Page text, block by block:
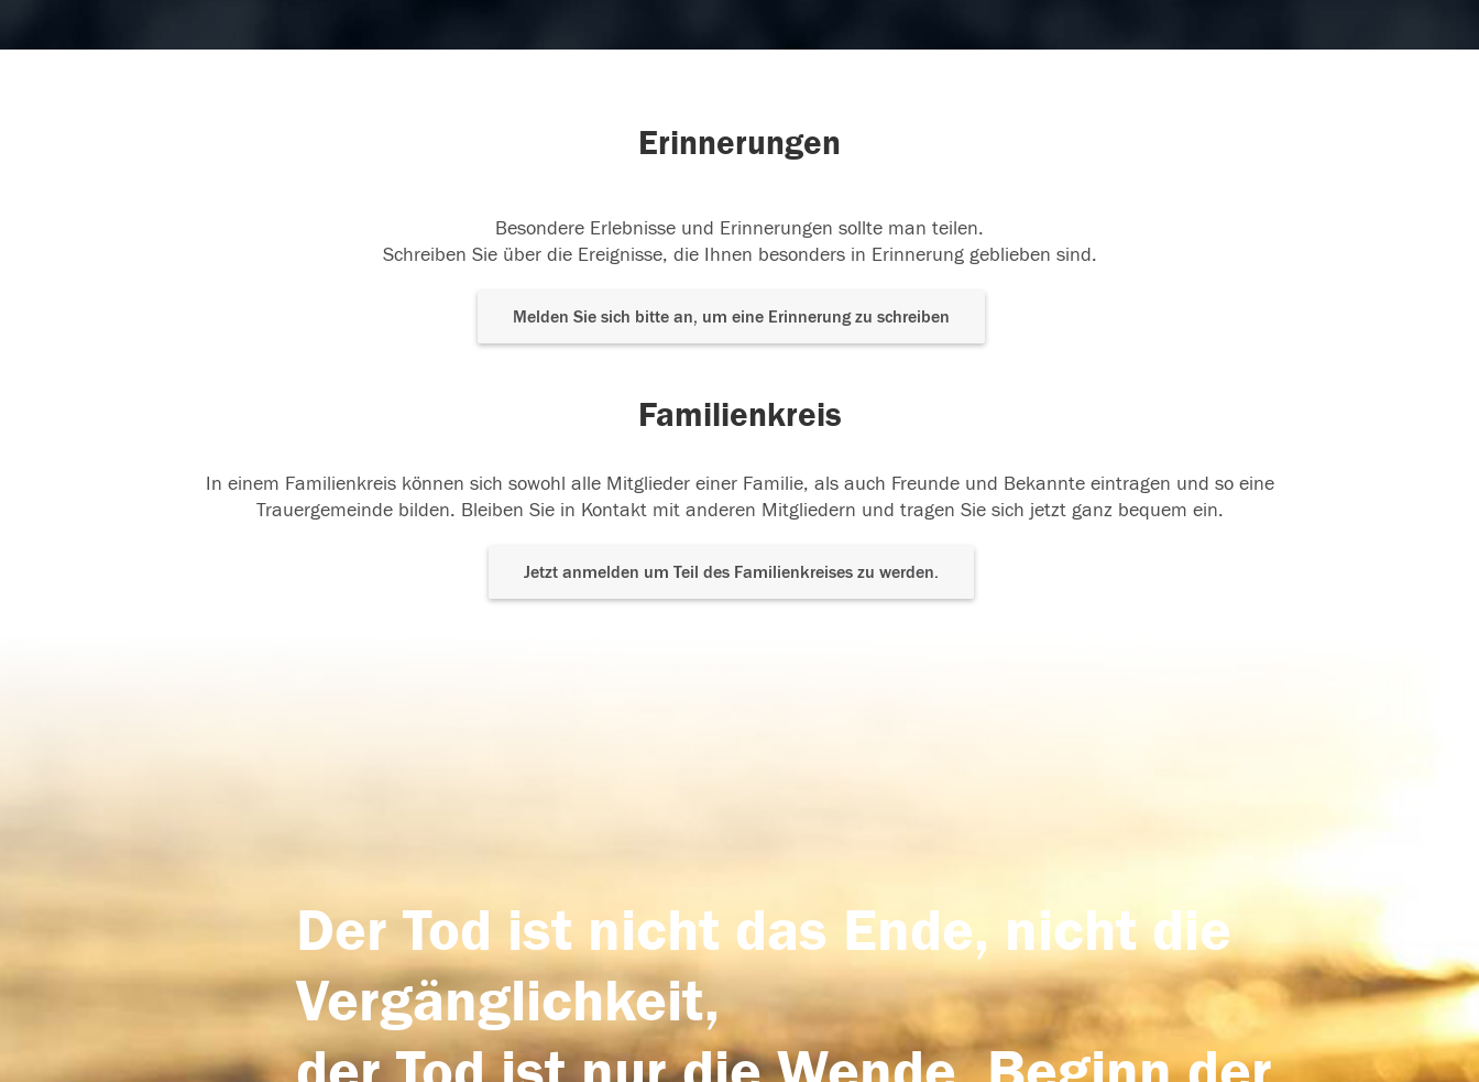
Erinnerungen
Besondere Erlebnisse und Erinnerungen sollte man teilen.
Schreiben Sie über die Ereignisse, die Ihnen besonders in Erinnerung geblieben sind.
Melden Sie sich bitte an, um eine Erinnerung zu schreiben
Familienkreis
In einem Familienkreis können sich sowohl alle Mitglieder einer Familie, als auch Freunde und Bekannte eintragen und so eine
Trauergemeinde bilden. Bleiben Sie in Kontakt mit anderen Mitgliedern und tragen Sie sich jetzt ganz bequem ein.
Jetzt anmelden um Teil des Familienkreises zu werden.
Der Tod ist nicht das Ende, nicht die
Vergänglichkeit,